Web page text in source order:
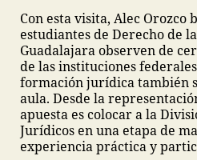
Con esta visita, Alec Orozco
estudiantes de Derecho de
Guadalajara observen de
de las instituciones
formación jurídica también
aula. Desde la
apuesta es colocar a la
Jurídicos en una etapa de
experiencia práctica y